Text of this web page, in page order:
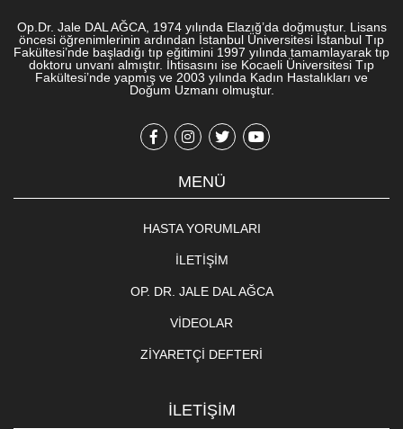
Op.Dr. Jale DAL AĞCA, 1974 yılında Elazığ’da doğmuştur. Lisans
öncesi öğrenimlerinin ardından İstanbul Üniversitesi İstanbul Tıp
Fakültesi’nde başladığı tıp eğitimini 1997 yılında tamamlayarak tıp
doktoru unvanı almıştır. İhtisasını ise Kocaeli Üniversitesi Tıp
Fakültesi’nde yapmış ve 2003 yılında Kadın Hastalıkları ve
Doğum Uzmanı olmuştur.
MENÜ
HASTA YORUMLARI
İLETIŞIM
OP. DR. JALE DAL AĞCA
VIDEOLAR
ZIYARETÇI DEFTERI
İLETİŞİM